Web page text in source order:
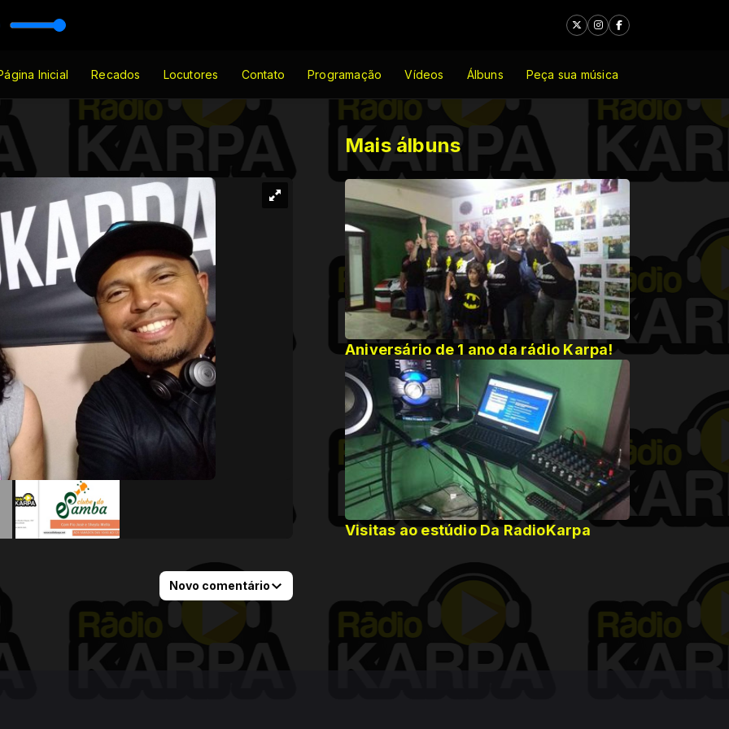
e 80 com Sheyla Mello
day
Inicial Recados Locutores Contato Programação Vídeos Álbuns Peça sua música
Mais álbuns
Aniversário de 1 ano da rádio Karpa!
Visitas ao estúdio Da RadioKarpa
Novo comentário